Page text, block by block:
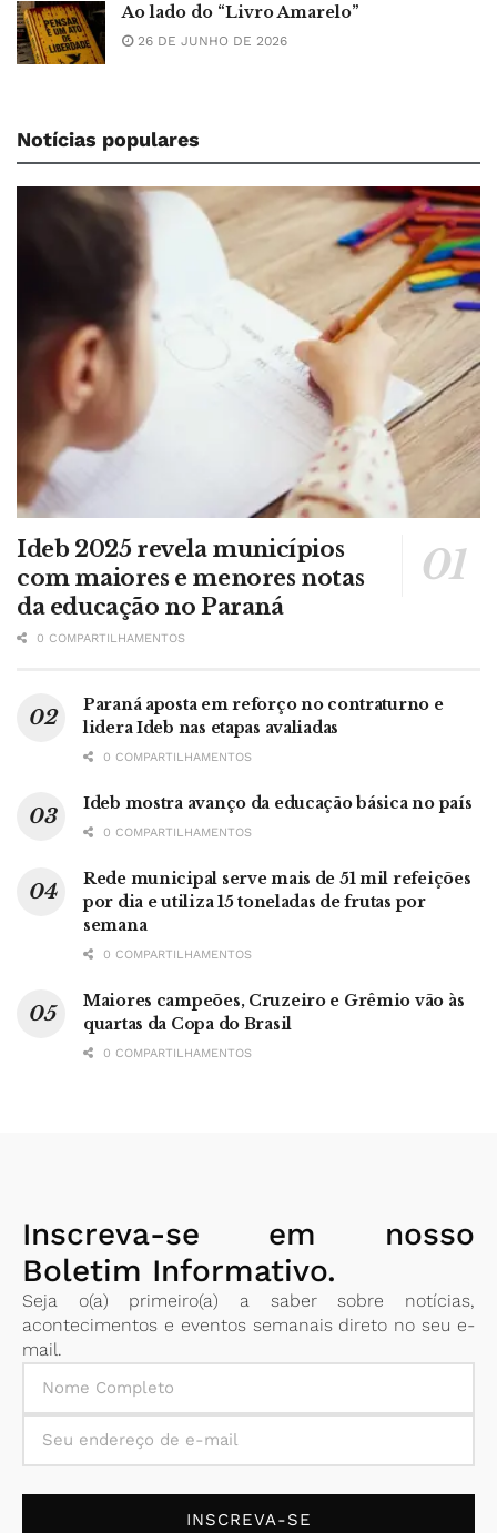
Ao lado do “Livro Amarelo”
26 DE JUNHO DE 2026
Notícias populares
Ideb 2025 revela municípios
com maiores e menores notas
da educação no Paraná
0 COMPARTILHAMENTOS
Paraná aposta em reforço no contraturno e
lidera Ideb nas etapas avaliadas
0 COMPARTILHAMENTOS
Ideb mostra avanço da educação básica no país
0 COMPARTILHAMENTOS
Rede municipal serve mais de 51 mil refeições
por dia e utiliza 15 toneladas de frutas por
semana
0 COMPARTILHAMENTOS
Maiores campeões, Cruzeiro e Grêmio vão às
quartas da Copa do Brasil
0 COMPARTILHAMENTOS
Inscreva-se em nosso
Boletim Informativo.
Seja o(a) primeiro(a) a saber sobre notícias,
acontecimentos e eventos semanais direto no seu e-
mail.
INSCREVA-SE